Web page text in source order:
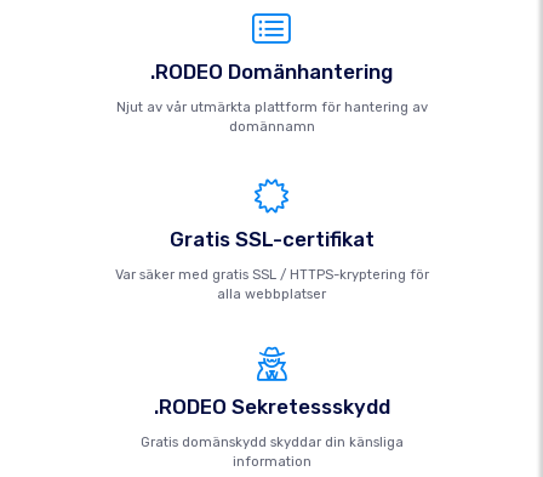
.RODEO Domänhantering
Njut av vår utmärkta plattform för hantering av
domännamn
Gratis SSL-certifikat
Var säker med gratis SSL / HTTPS-kryptering för
alla webbplatser
.RODEO Sekretessskydd
Gratis domänskydd skyddar din känsliga
information